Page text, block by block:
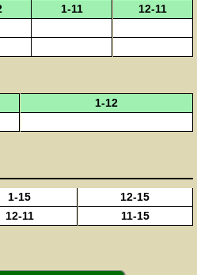
1-11
12-11
1-12
1-15
12-15
12-11 11-15